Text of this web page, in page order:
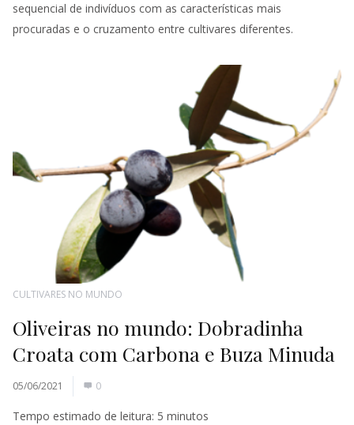
sequencial de indivíduos com as características mais
procuradas e o cruzamento entre cultivares diferentes.
CULTIVARES NO MUNDO
Oliveiras no mundo: Dobradinha
Croata com Carbona e Buza Minuda
05/06/2021 0
Tempo estimado de leitura: 5 minutos